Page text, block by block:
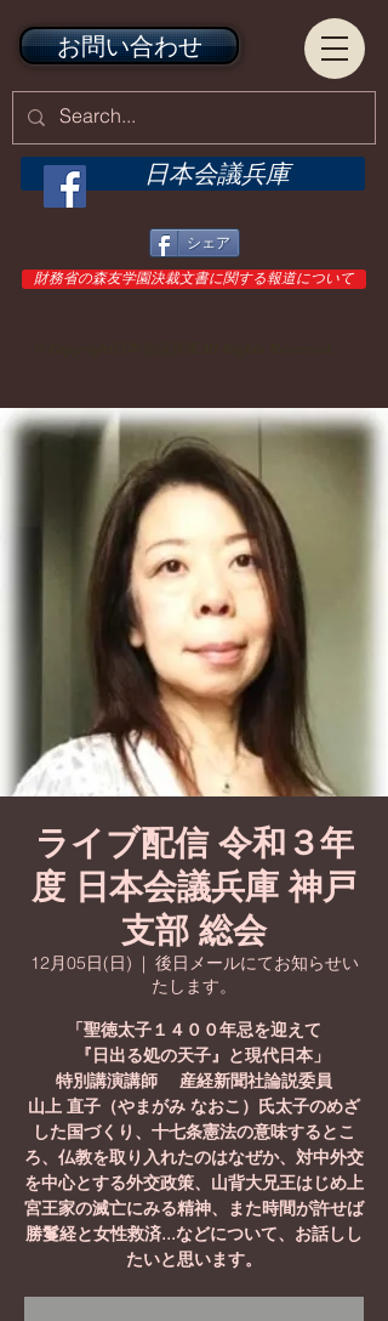
日本会議兵庫
シェア
お問い合わせ
財務省の森友学園決裁文書に関する報道について
ライブ配信 令和３年
度 日本会議兵庫 神戸
支部 総会
12月05日(日)
  |
後日メールにてお知らせい
たします。
「聖徳太子１４００年忌を迎えて
『日出る処の天子』と現代日本」
特別講演講師 産経新聞社論説委員
山上 直子（やまがみ なおこ）氏太子のめざ
した国づくり、十七条憲法の意味するとこ
ろ、仏教を取り入れたのはなぜか、対中外交
を中心とする外交政策、山背大兄王はじめ上
宮王家の滅亡にみる精神、また時間が許せば
勝鬘経と女性救済...などについて、お話しし
たいと思います。